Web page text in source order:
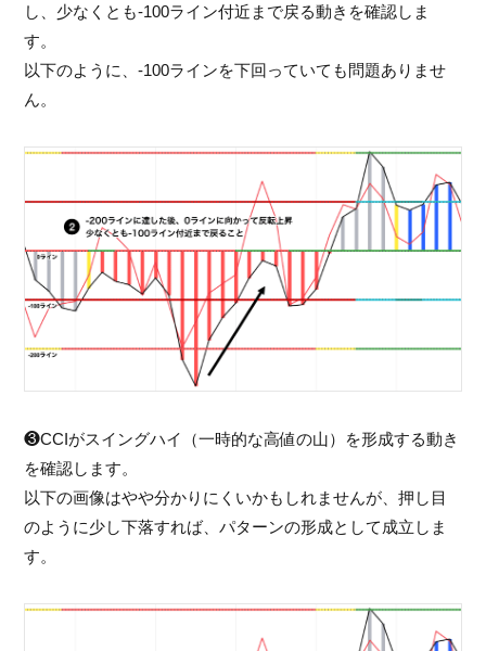
し、少なくとも-100ライン付近まで戻る動きを確認しま
す。
以下のように、-100ラインを下回っていても問題ありませ
ん。
❸CCIがスイングハイ（一時的な高値の山）を形成する動き
を確認します。
以下の画像はやや分かりにくいかもしれませんが、押し目
のように少し下落すれば、パターンの形成として成立しま
す。